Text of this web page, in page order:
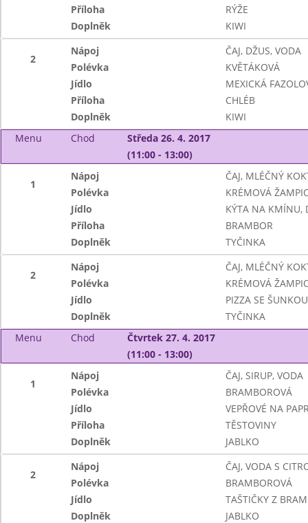
Příloha
RÝŽE
Doplněk
KIWI
2
Nápoj
ČAJ, DŽUS, VODA
Polévka
KVĚTÁKOVÁ
Jídlo
MEXICKÁ
Příloha
CHLÉB
Doplněk
KIWI
Menu
Chod
Středa 26. 4. 2017
(11:00 - 13:00)
1
Nápoj
ČAJ, MLÉČNÝ
Polévka
KRÉMOVÁ
Jídlo
KÝTA NA KMÍNU,
Příloha
BRAMBOR
Doplněk
TYČINKA
2
Nápoj
ČAJ, MLÉČNÝ
Polévka
KRÉMOVÁ
Jídlo
PIZZA SE
Doplněk
TYČINKA
Menu
Chod
Čtvrtek 27. 4. 2017
(11:00 - 13:00)
1
Nápoj
ČAJ, SIRUP, VODA
Polévka
BRAMBOROVÁ
Jídlo
VEPŘOVÉ NA
Příloha
TĚSTOVINY
Doplněk
JABLKO
2
Nápoj
ČAJ, VODA S
Polévka
BRAMBOROVÁ
Jídlo
TAŠTIČKY Z
Doplněk
JABLKO